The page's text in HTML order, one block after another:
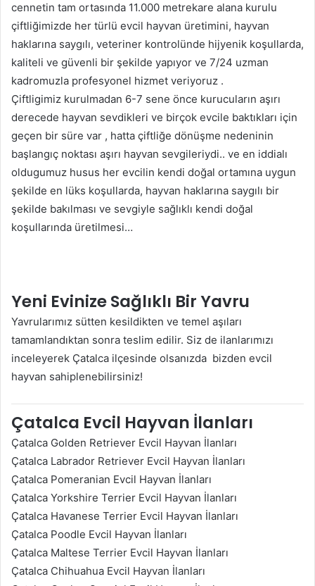
cennetin tam ortasında 11.000 metrekare alana kurulu
çiftliğimizde her türlü evcil hayvan üretimini, hayvan
haklarına saygılı, veteriner kontrolünde hijyenik koşullarda,
kaliteli ve güvenli bir şekilde yapıyor ve 7/24 uzman
kadromuzla profesyonel hizmet veriyoruz .
Çiftligimiz kurulmadan 6-7 sene önce kurucuların aşırı
derecede hayvan sevdikleri ve birçok evcile baktıkları için
geçen bir süre var , hatta çiftliğe dönüşme nedeninin
başlangıç noktası aşırı hayvan sevgileriydi.. ve en iddialı
oldugumuz husus her evcilin kendi doğal ortamına uygun
şekilde en lüks koşullarda, hayvan haklarına saygılı bir
şekilde bakılması ve sevgiyle sağlıklı kendi doğal
koşullarında üretilmesi…
Yeni Evinize Sağlıklı Bir Yavru
Yavrularımız sütten kesildikten ve temel aşıları
tamamlandıktan sonra teslim edilir. Siz de ilanlarımızı
inceleyerek Çatalca ilçesinde olsanızda bizden evcil
hayvan sahiplenebilirsiniz!
Çatalca Evcil Hayvan İlanları
Çatalca Golden Retriever Evcil Hayvan İlanları
Çatalca Labrador Retriever Evcil Hayvan İlanları
Çatalca Pomeranian Evcil Hayvan İlanları
Çatalca Yorkshire Terrier Evcil Hayvan İlanları
Çatalca Havanese Terrier Evcil Hayvan İlanları
Çatalca Poodle Evcil Hayvan İlanları
Çatalca Maltese Terrier Evcil Hayvan İlanları
Çatalca Chihuahua Evcil Hayvan İlanları